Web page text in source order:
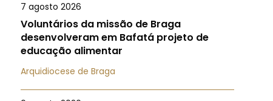
7 agosto 2026
Voluntários da missão de Braga
desenvolveram em Bafatá projeto de
educação alimentar
Arquidiocese de Braga